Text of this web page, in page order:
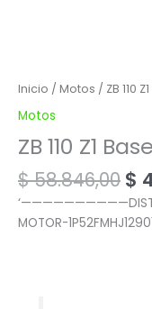
Inicio / Motos / ZB 110
Motos
ZB 110 Z1
$58.846,00 $
MOTOR-